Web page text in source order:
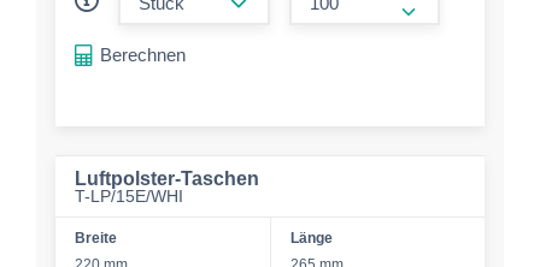
form.increase-
Berechnen
Luftpolster-Taschen
T-LP/15E/WHI
Breite
Länge